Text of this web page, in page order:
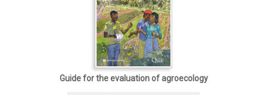
Guide for the evaluation of agroecology